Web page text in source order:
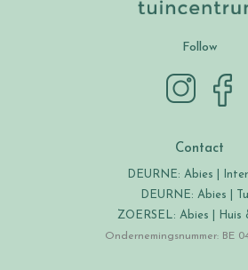
Follow
Contact
DEURNE: Abies |
DEURNE: Abies |
ZOERSEL: Abies | Huis
Ondernemingsnummer: BE